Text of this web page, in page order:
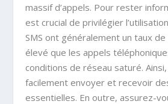
massif d’appels. Pour rester
est crucial de privilégier
SMS ont généralement un taux
élevé que les appels
conditions de réseau saturé.
facilement envoyer et recevoir
essentielles. En outre, assurez-